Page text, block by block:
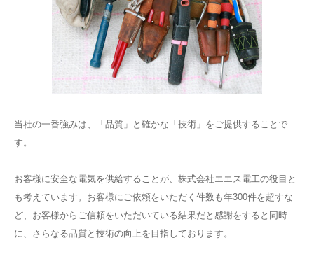
当社の一番強みは、「品質」と確かな「技術」をご提供することで
す。
お客様に安全な電気を供給することが、株式会社エエス電工の役目と
も考えています。お客様にご依頼をいただく件数も年300件を超すな
ど、お客様からご信頼をいただいている結果だと感謝をすると同時
に、さらなる品質と技術の向上を目指しております。